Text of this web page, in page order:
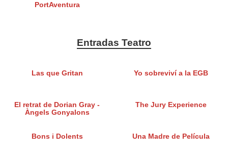
PortAventura
Entradas Teatro
Las que Gritan Yo sobreviví a la EGB
El retrat de Dorian Gray -
Àngels Gonyalons
The Jury Experience
Bons i Dolents Una Madre de Película